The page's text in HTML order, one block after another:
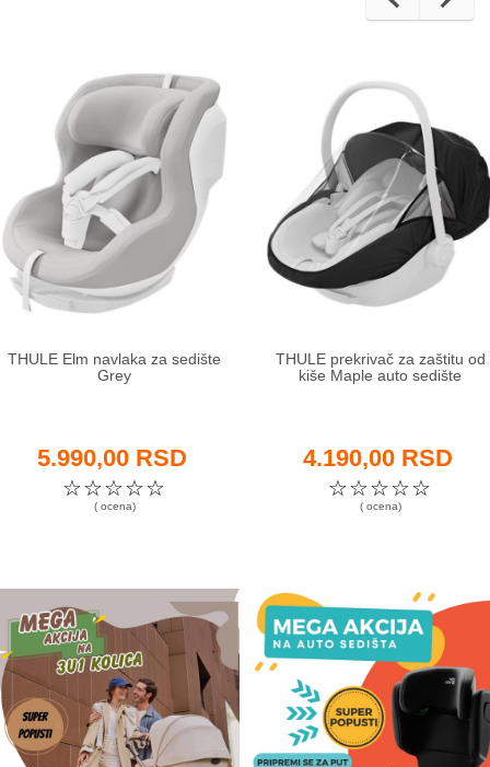
THULE Elm navlaka za sedište
Grey
5.990,00 RSD
☆
☆
☆
☆
☆
( ocena)
THULE prekrivač za zaštitu od
kiše Maple auto sedište
4.190,00 RSD
☆
☆
☆
☆
☆
( ocena)